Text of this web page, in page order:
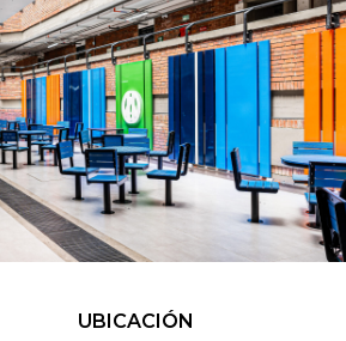
UBICACIÓN